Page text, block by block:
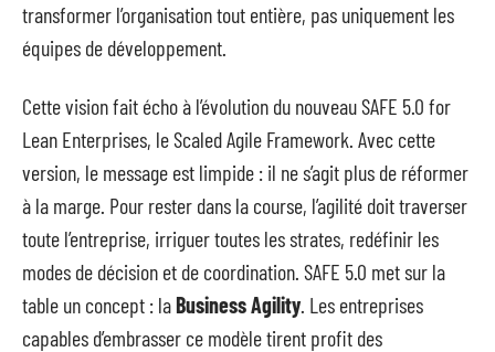
transformer l’organisation tout entière, pas uniquement les
équipes de développement.
Cette vision fait écho à l’évolution du nouveau SAFE 5.0 for
Lean Enterprises, le Scaled Agile Framework. Avec cette
version, le message est limpide : il ne s’agit plus de réformer
à la marge. Pour rester dans la course, l’agilité doit traverser
toute l’entreprise, irriguer toutes les strates, redéfinir les
modes de décision et de coordination. SAFE 5.0 met sur la
table un concept : laBusiness Agility. Les entreprises
capables d’embrasser ce modèle tirent profit des